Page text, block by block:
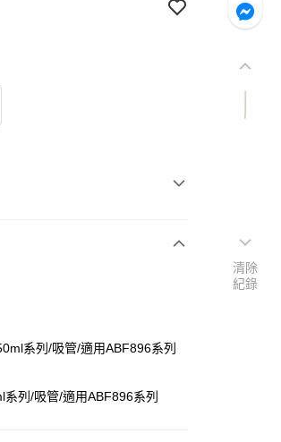
系列/吸管/適用ABF896系列
列/吸管/適用ABF896系列
清除
紀錄